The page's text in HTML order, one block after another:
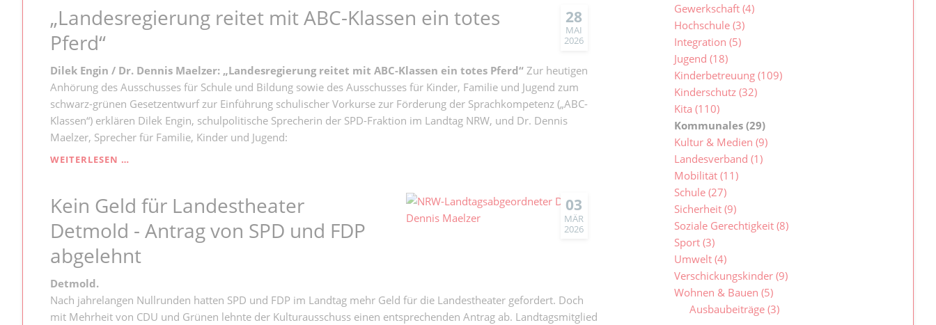
LANDTAG
-
ARBEITSGERICHT
DETMOLD
ERHALTEN
28
MAI
2026
„Landesregierung reitet mit ABC-Klassen ein totes
Pferd“
Dilek Engin / Dr. Dennis Maelzer: „Landesregierung reitet mit ABC-Klassen ein totes Pferd“ Zur heutigen
Anhörung des Ausschusses für Schule und Bildung sowie des Ausschusses für Kinder, Familie und Jugend zum
schwarz-grünen Gesetzentwurf zur Einführung schulischer Vorkurse zur Förderung der Sprachkompetenz („ABC-
Klassen“) erklären Dilek Engin, schulpolitische Sprecherin der SPD-Fraktion im Landtag NRW, und Dr. Dennis
Maelzer, Sprecher für Familie, Kinder und Jugend:
WEITERLESEN …
ABC-
KLASSEN
TOTES
PFERD“
03
MÄR
2026
Kein Geld für Landestheater
Detmold - Antrag von SPD und FDP
abgelehnt
Detmold.
Nach jahrelangen Nullrunden hatten SPD und FDP im Landtag mehr Geld für die Landestheater gefordert. Doch
mit Mehrheit von CDU und Grünen lehnte der Kulturausschuss einen entsprechenden Antrag ab. Landtagsmitglied
Gewerkschaft (4)
Hochschule (3)
Integration (5)
Jugend (18)
Kinderbetreuung (109)
Kinderschutz (32)
Kita (110)
Kommunales (29)
Kultur & Medien (9)
Landesverband (1)
Mobilität (11)
Schule (27)
Sicherheit (9)
Soziale Gerechtigkeit (8)
Sport (3)
Umwelt (4)
Verschickungskinder (9)
Wohnen & Bauen (5)
Ausbaubeiträge (3)